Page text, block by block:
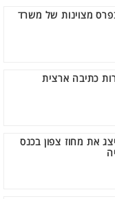
מצוינות של משרד
כתיבה ארצית
את מחוז צפון בכנס